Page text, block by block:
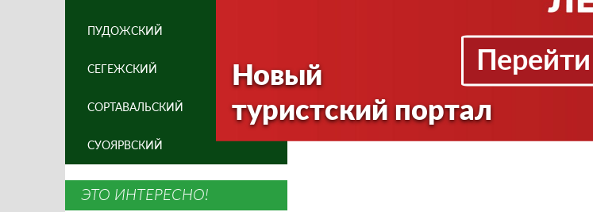
ПУДОЖСКИЙ
СЕГЕЖСКИЙ
СОРТАВАЛЬСКИЙ
СУОЯРВСКИЙ
ЭТО ИНТЕРЕСНО!
Новый
туристский портал
Перейти